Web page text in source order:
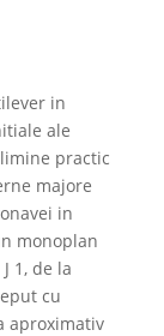
in
ale
practic
majore
in
monoplan
1, de la
cu
aproximativ